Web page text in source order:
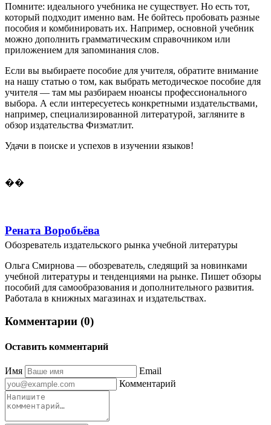
Помните: идеального учебника не существует. Но есть тот,
который подходит именно вам. Не бойтесь пробовать разные
пособия и комбинировать их. Например, основной учебник
можно дополнить грамматическим справочником или
приложением для запоминания слов.
Если вы выбираете пособие для учителя, обратите внимание
на нашу статью о том, как выбрать методическое пособие для
учителя — там мы разбираем нюансы профессионального
выбора. А если интересуетесь конкретными издательствами,
например, специализированной литературой, загляните в
обзор издательства Физматлит.
Удачи в поиске и успехов в изучении языков!
��
Рената Воробьёва
Обозреватель издательского рынка учебной литературы
Ольга Смирнова — обозреватель, следящий за новинками
учебной литературы и тенденциями на рынке. Пишет обзоры
пособий для самообразования и дополнительного развития.
Работала в книжных магазинах и издательствах.
Комментарии (0)
Оставить комментарий
Имя
Email
Комментарий